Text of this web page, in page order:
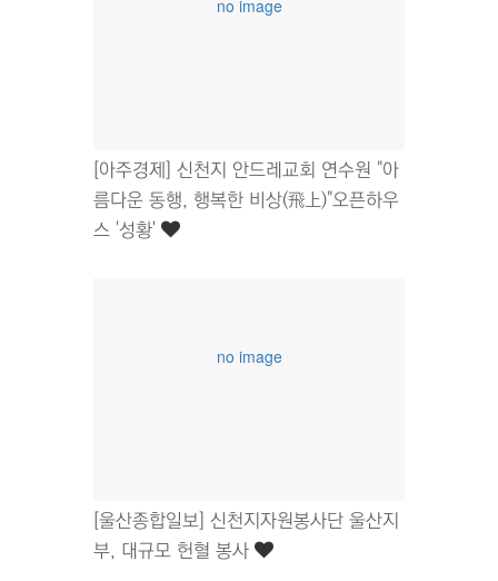
no image
[아주경제] 신천지 안드레교회 연수원 "아
름다운 동행, 행복한 비상(飛上)"오픈하우
스 '성황'
no image
[울산종합일보] 신천지자원봉사단 울산지
부, 대규모 헌혈 봉사